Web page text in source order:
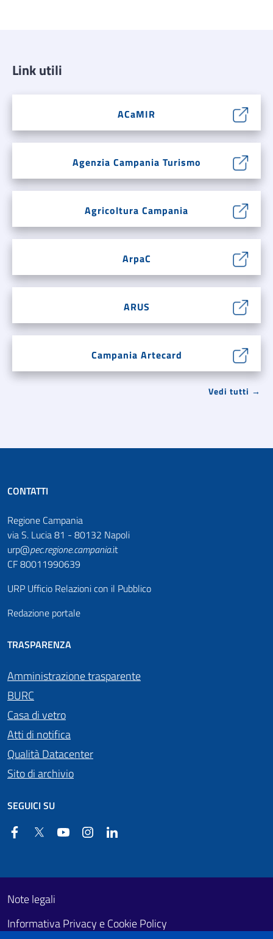
Link utili
ACaMIR
Agenzia Campania Turismo
Agricoltura Campania
ArpaC
ARUS
Campania Artecard
Vedi tutti →
CONTATTI
Regione Campania
via S. Lucia 81 - 80132 Napoli
urp@pec.regione.campania.it
CF 80011990639
URP Ufficio Relazioni con il Pubblico
Redazione portale
TRASPARENZA
Amministrazione trasparente
BURC
Casa di vetro
Atti di notifica
Qualità Datacenter
Sito di archivio
SEGUICI SU
FacebookTwitter YouTube Instagram
Footer First
Useful links section
Note legali
Informativa Privacy e Cookie Policy